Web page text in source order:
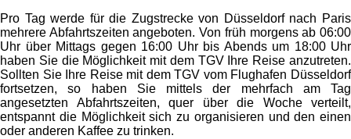
Pro Tag werde für die Zugstrecke von Düsseldorf nach Paris
mehrere Abfahrtszeiten angeboten. Von früh morgens ab 06:00
Uhr über Mittags gegen 16:00 Uhr bis Abends um 18:00 Uhr
haben Sie die Möglichkeit mit dem TGV Ihre Reise anzutreten.
Sollten Sie Ihre Reise mit dem TGV vom Flughafen Düsseldorf
fortsetzen, so haben Sie mittels der mehrfach am Tag
angesetzten Abfahrtszeiten, quer über die Woche verteilt,
entspannt die Möglichkeit sich zu organisieren und den einen
oder anderen Kaffee zu trinken.